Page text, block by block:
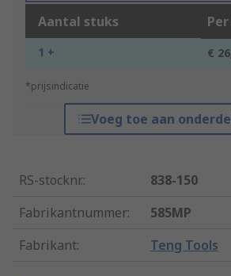
Aantal stuks
1 + €
*prijsindicatie
Voeg toe aan
RS-stocknr.:
838-150
Fabrikantnummer:
585MP
Fabrikant: Teng Tools